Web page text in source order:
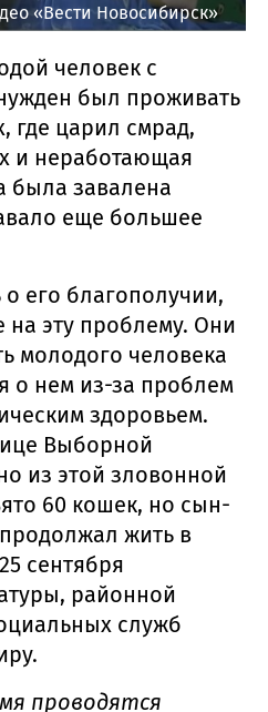
«Вести Новосибирск»
человек с
был проживать
где царил смрад,
и неработающая
была завалена
еще большее
его благополучии,
эту проблему. Они
молодого человека
о нем из-за проблем
здоровьем.
Выборной
из этой зловонной
60 кошек, но сын-
жить в
сентября
районной
служб
проводятся